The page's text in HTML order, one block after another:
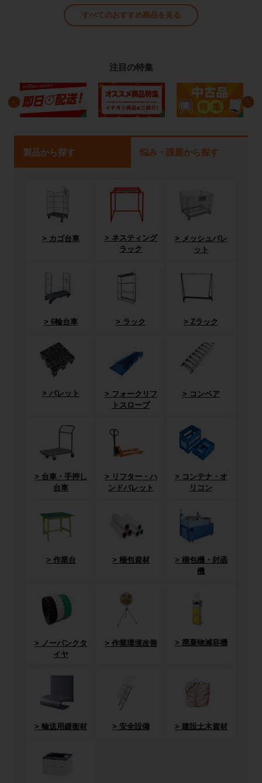
すべてのおすすめ商品を見る
注目の特集
製品から探す 悩み・課題から探す
カゴ台車
ネスティング
ラック
メッシュパレ
ット
6輪台車 ラック Zラック
パレット
フォークリフ
トスロープ
コンベア
台車・手押し
台車
リフター・ハ
ンドパレット
コンテナ・オ
リコン
作業台 梱包資材
梱包機・封函
機
ノーパンクタ
イヤ
作業環境改善 廃棄物減容機
輸送用緩衝材 安全設備 建設土木資材